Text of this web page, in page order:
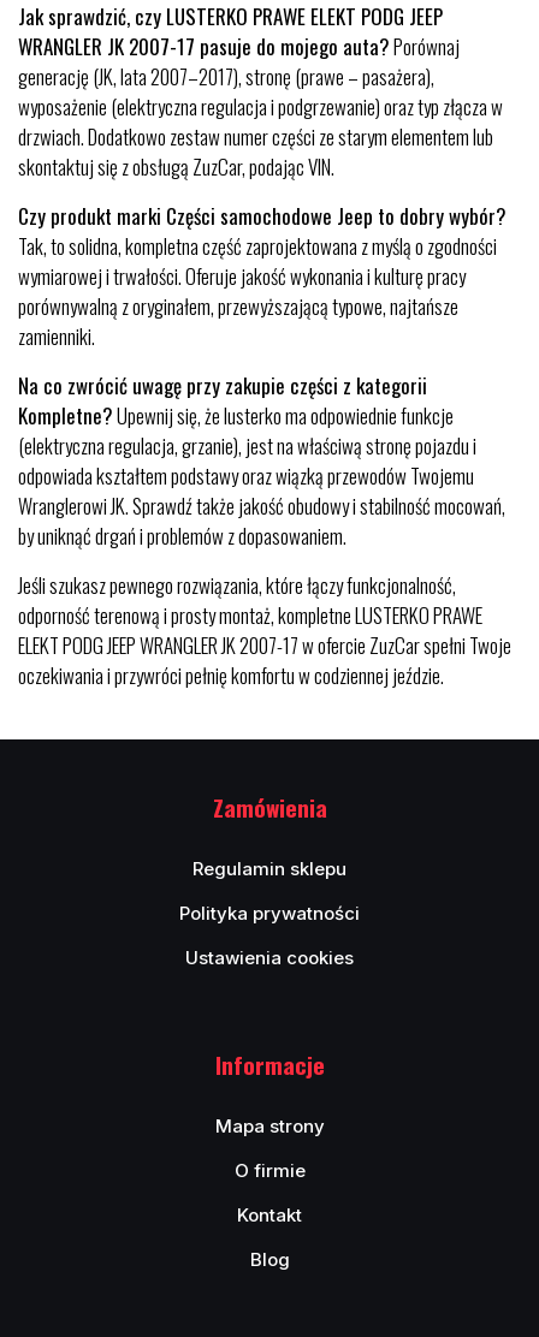
Jak sprawdzić, czy LUSTERKO PRAWE ELEKT PODG JEEP
WRANGLER JK 2007-17 pasuje do mojego auta?Porównaj
generację (JK, lata 2007–2017), stronę (prawe – pasażera),
wyposażenie (elektryczna regulacja i podgrzewanie) oraz typ złącza w
drzwiach. Dodatkowo zestaw numer części ze starym elementem lub
skontaktuj się z obsługą ZuzCar, podając VIN.
Czy produkt marki Części samochodowe Jeep to dobry wybór?
Tak, to solidna, kompletna część zaprojektowana z myślą o zgodności
wymiarowej i trwałości. Oferuje jakość wykonania i kulturę pracy
porównywalną z oryginałem, przewyższającą typowe, najtańsze
zamienniki.
Na co zwrócić uwagę przy zakupie części z kategorii
Kompletne?Upewnij się, że lusterko ma odpowiednie funkcje
(elektryczna regulacja, grzanie), jest na właściwą stronę pojazdu i
odpowiada kształtem podstawy oraz wiązką przewodów Twojemu
Wranglerowi JK. Sprawdź także jakość obudowy i stabilność mocowań,
by uniknąć drgań i problemów z dopasowaniem.
Jeśli szukasz pewnego rozwiązania, które łączy funkcjonalność,
odporność terenową i prosty montaż, kompletne LUSTERKO PRAWE
ELEKT PODG JEEP WRANGLER JK 2007-17 w ofercie ZuzCar spełni Twoje
oczekiwania i przywróci pełnię komfortu w codziennej jeździe.
Zamówienia
Regulamin sklepu
Polityka prywatności
Ustawienia cookies
Informacje
Mapa strony
O firmie
Kontakt
Blog